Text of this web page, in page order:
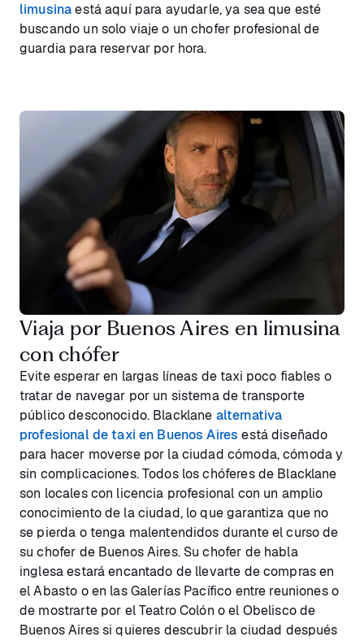
limusinaestá aquí para ayudarle, ya sea que esté
buscando un solo viaje o un chofer profesional de
guardia para reservar por hora.
Viaja por Buenos Aires en limusina
con chófer
Evite esperar en largas líneas de taxi poco fiables o
tratar de navegar por un sistema de transporte
público desconocido. Blacklane alternativa
profesional de taxi en Buenos Aires está diseñado
para hacer moverse por la ciudad cómoda, cómoda y
sin complicaciones. Todos los chóferes de Blacklane
son locales con licencia profesional con un amplio
conocimiento de la ciudad, lo que garantiza que no
se pierda o tenga malentendidos durante el curso de
su chofer de Buenos Aires. Su chofer de habla
inglesa estará encantado de llevarte de compras en
el Abasto o en las Galerías Pacífico entre reuniones o
de mostrarte por el Teatro Colón o el Obelisco de
Buenos Aires si quieres descubrir la ciudad después